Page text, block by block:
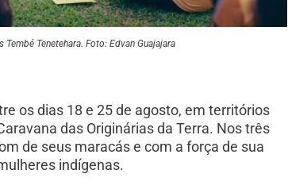
Tenetehara. Foto: Edvan Guajajara
os dias 18 e 25 de agosto, em territórios
das Originárias da Terra. Nos três
de seus maracás e com a força de sua
indígenas.